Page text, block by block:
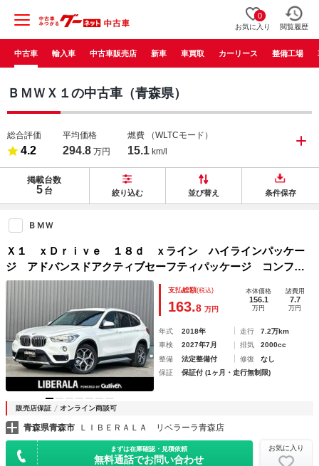
0
お気に入り 閲覧履歴
中古車 輸入車 中古車販売店 新車 車買取 カーリース 整備工場
ＢＭＷＸ１の中古車（青森県）
総合評価
4.2
平均価格
294.8 万円
燃費 （WLTCモード）
15.1 km/l
掲載台数
5 台 絞り込む 並び替え 条件保存
ＢＭＷ
Ｘ１ ｘＤｒｉｖｅ １８ｄ ｘライン ハイラインパッケー
ジ アドバンスドアクティブセーフティパッケージ コンフォ
ートパッケージ ヘッドアップディスプレイ 黒革シート ア
クティブクルーズコントロール メモリ付きパワーシート
支払総額(税込)
163.8 万円
本体価格
156.1
万円
諸費用
7.7
万円
年式 2018年 走行
7.2万km
車検
2027年7月 排気
2000cc
整備
法定整備付 修復
なし
保証
保証付 (1ヶ月・走行無制限)
販売店保証 オンライン商談可
青森県青森市 ＬＩＢＥＲＡＬＡ リベラーラ青森店
まずは在庫確認・見積依頼
無料通話でお問い合わせ
お気に入り